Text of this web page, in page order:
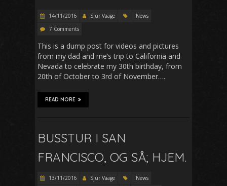
14/11/2016 Sjur Vaage
News
7 Comments
This is a dump post for videos and pictures
from my dad and me’s trip to California and
Nevada to celebrate my 30th birthday, from
20th of October to 3rd of November….
READ MORE
BUSSTUR I SAN
FRANCISCO, OG SÅ; HJEM.
13/11/2016 Sjur Vaage
News